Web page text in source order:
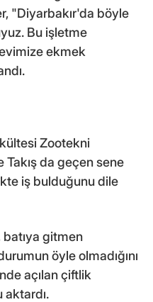
"Diyarbakır'da böyle
Bu işletme
ekmek
Zootekni
da geçen sene
iş bulduğunu dile
batıya gitmen
öyle olmadığını
açılan çiftlik